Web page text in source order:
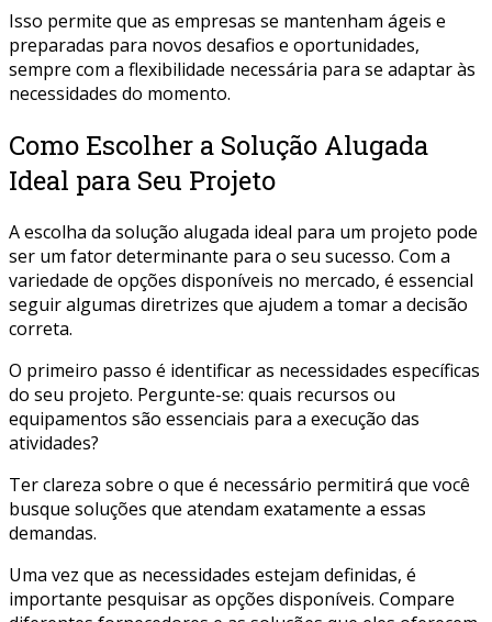
Isso permite que as empresas se mantenham ágeis e
preparadas para novos desafios e oportunidades,
sempre com a flexibilidade necessária para se adaptar às
necessidades do momento.
Como Escolher a Solução Alugada
Ideal para Seu Projeto
A escolha da solução alugada ideal para um projeto pode
ser um fator determinante para o seu sucesso. Com a
variedade de opções disponíveis no mercado, é essencial
seguir algumas diretrizes que ajudem a tomar a decisão
correta.
O primeiro passo é identificar as necessidades específicas
do seu projeto. Pergunte-se: quais recursos ou
equipamentos são essenciais para a execução das
atividades?
Ter clareza sobre o que é necessário permitirá que você
busque soluções que atendam exatamente a essas
demandas.
Uma vez que as necessidades estejam definidas, é
importante pesquisar as opções disponíveis. Compare